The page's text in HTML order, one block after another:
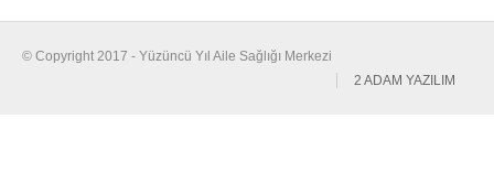
© Copyright 2017 - Yüzüncü Yıl Aile Sağlığı Merkezi
2 ADAM YAZILIM